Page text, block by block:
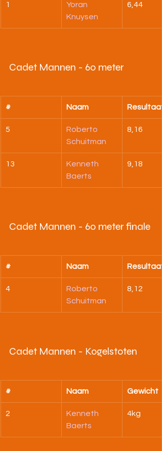
1
Yoran
Knuysen
6,44
Cadet Mannen - 60 meter
# Naam Resultaat
5
Roberto
Schuitman
8,16
13
Kenneth
Baerts
9,18
Cadet Mannen - 60 meter finale
# Naam Resultaat
4
Roberto
Schuitman
8,12
Cadet Mannen - Kogelstoten
# Naam Gewicht
2
Kenneth
Baerts
4kg